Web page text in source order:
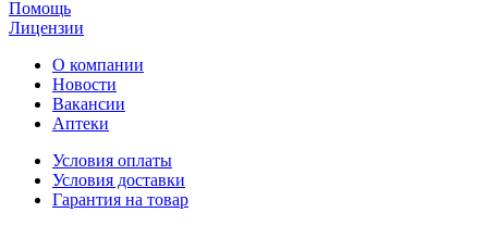
Помощь
Лицензии
О компании
Новости
Вакансии
Аптеки
Условия оплаты
Условия доставки
Гарантия на товар